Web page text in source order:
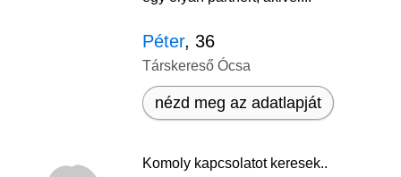
Péter, 36
Társkereső Ócsa
nézd meg az adatlapját
Komoly kapcsolatot keresek..